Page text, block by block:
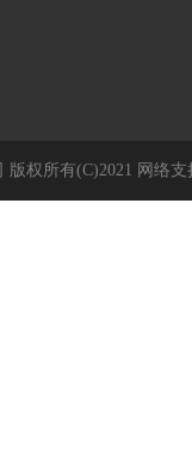
版权所有(C)2021 网络支